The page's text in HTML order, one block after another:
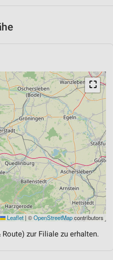
⛶
Leaflet | ©OpenStreetMapcontributors
zur Filiale zu erhalten.